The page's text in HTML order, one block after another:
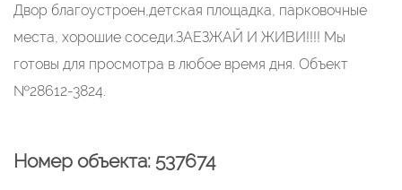
Двор благоустроен,детская площадка, парковочные
места, хорошие соседи.ЗАЕЗЖАЙ И ЖИВИ!!!! Мы
готовы для просмотра в любое время дня. Объект
№28612-3824.
Номер объекта: 537674